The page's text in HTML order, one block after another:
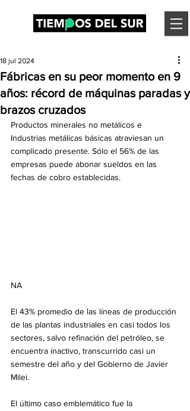
Fábricas en su peor momento en 9
años: récord de máquinas paradas y
brazos cruzados
18 jul 2024
Productos minerales no metálicos e
Industrias metálicas básicas atraviesan un
complicado presente. Sólo el 56% de las
empresas puede abonar sueldos en las
fechas de cobro establecidas.
NA
El 43% promedio de las líneas de producción
de las plantas industriales en casi todos los
sectores, salvo refinación del petróleo, se
encuentra inactivo, transcurrido casi un
semestre del año y del Gobierno de Javier
Milei.
El último caso emblemático fue la